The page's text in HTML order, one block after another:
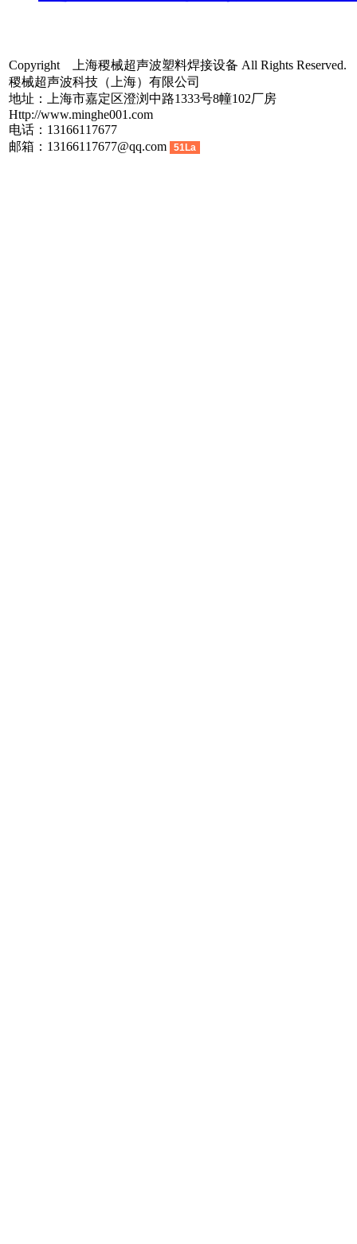
Copyright 上海稷械超声波塑料焊接设备 All Rights Reserved.
稷械超声波科技（上海）有限公司
地址：上海市嘉定区澄浏中路1333号8幢102厂房
Http://www.minghe001.com
电话：13166117677
邮箱：13166117677@qq.com
51La